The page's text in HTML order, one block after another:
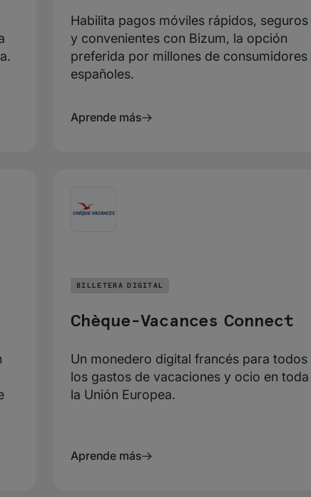
Habilita pagos móviles rápidos, seguros
y convenientes con Bizum, la opción
preferida por millones de consumidores
españoles.
Aprende más
BILLETERA DIGITAL
Chèque-Vacances Connect
Un monedero digital francés para todos
los gastos de vacaciones y ocio en toda
la Unión Europea.
Aprende más